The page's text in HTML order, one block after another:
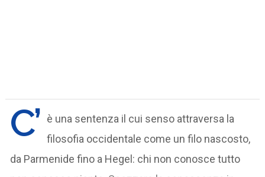
C’ è una sentenza il cui senso attraversa la
filosofia occidentale come un filo nascosto,
da Parmenide fino a Hegel: chi non conosce tutto